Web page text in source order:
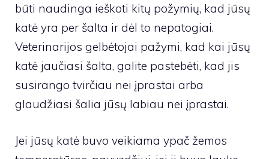
būti naudinga ieškoti kitų požymių, kad jūsų
katė yra per šalta ir dėl to nepatogiai.
Veterinarijos gelbėtojai pažymi, kad kai jūsų
katė jaučiasi šalta, galite pastebėti, kad jis
susirango tvirčiau nei įprastai arba
glaudžiasi šalia jūsų labiau nei įprastai.
Jei jūsų katė buvo veikiama ypač žemos